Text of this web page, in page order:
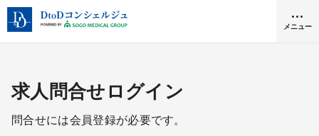
メニュー
クリニック開業
求人問合せログイン
問合せには会員登録が必要です。